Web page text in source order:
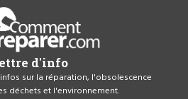
d'info
sur la réparation, l'obsolescence
déchets et l'environnement.